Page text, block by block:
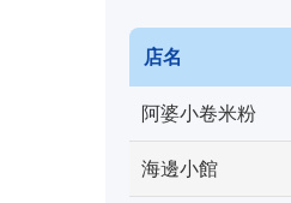
店名
阿婆小卷米粉
海邊小館